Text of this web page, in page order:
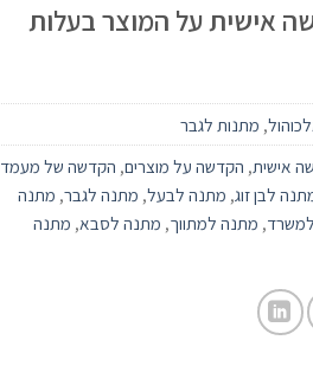
אישית על המוצר בעלות
, מתנות לגבר
אישית, הקדשה על מוצרים, הקדשה של מעמד
לבן זוג, מתנה לבעל, מתנה לגבר, מתנה
, מתנה למתווך, מתנה לסבא, מתנה